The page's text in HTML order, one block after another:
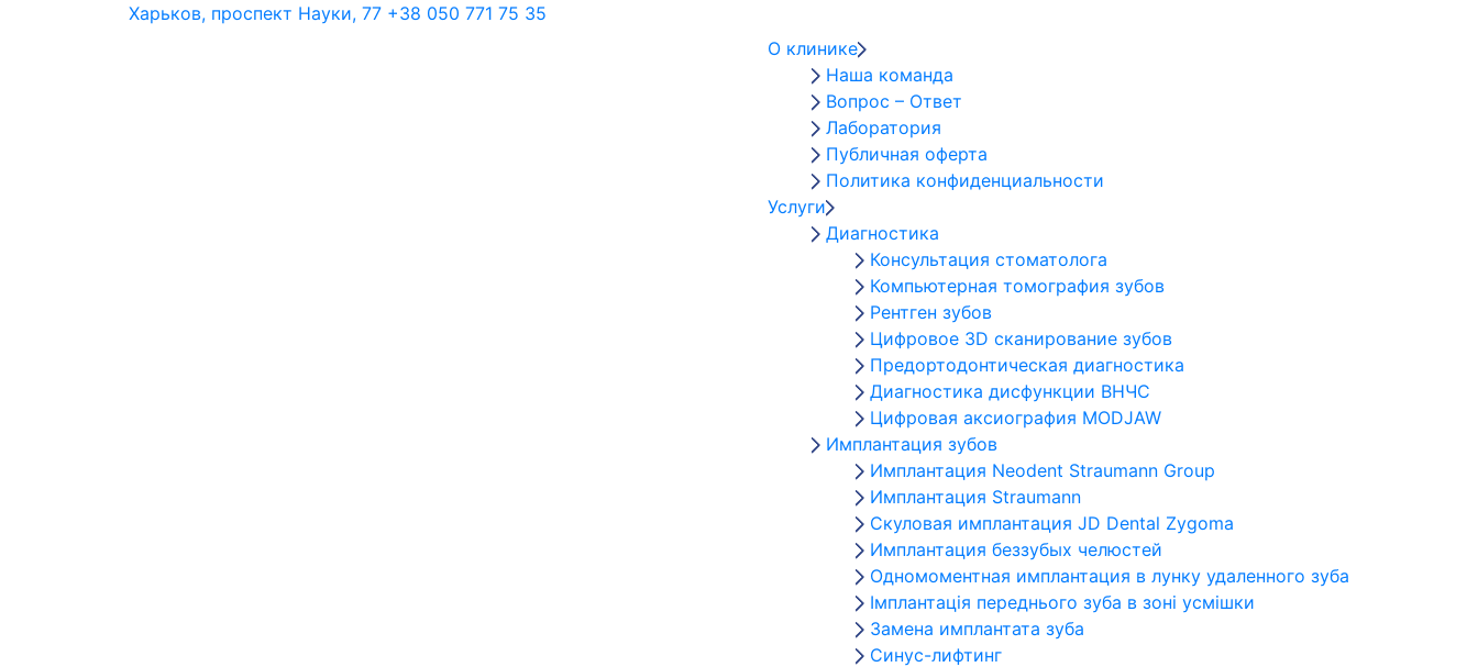
Харьков, проспект Науки, 77 +38 050 771 75 35
О клинике
Наша команда
Вопрос – Ответ
Лаборатория
Публичная оферта
Политика конфиденциальности
Услуги
Диагностика
Консультация стоматолога
Компьютерная томография зубов
Рентген зубов
Цифровое 3D сканирование зубов
Предортодонтическая диагностика
Диагностика дисфункции ВНЧС
Цифровая аксиография MODJAW
Имплантация зубов
Имплантация Neodent Straumann Group
Имплантация Straumann
Скуловая имплантация JD Dental Zygoma
Имплантация беззубых челюстей
Одномоментная имплантация в лунку удаленного зуба
Імплантація переднього зуба в зоні усмішки
Замена имплантата зуба
Синус-лифтинг